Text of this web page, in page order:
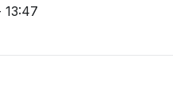
13:47